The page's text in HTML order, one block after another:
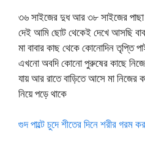
৩৬ সাইজের দুধ আর ৩৮ সাইজের
দেই আমি ছোট থেকেই দেখে আসছি
মা বাবার কাছ থেকে কোনোদিন তৃপ্তি
এখনো অবদি কোনো পুরুষের কাছে
যায় আর রাতে বাড়িতে আসে মা নিজের
নিয়ে পড়ে থাকে
গুদ পাল্টে চুদে শীতের দিনে শরীর গরম